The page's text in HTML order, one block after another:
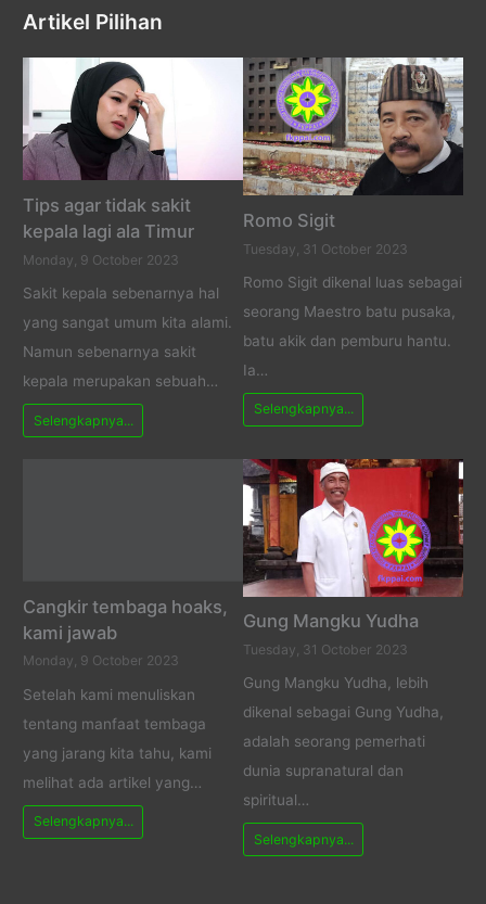
Artikel Pilihan
Tips agar tidak sakit
kepala lagi ala Timur
Monday, 9 October 2023
Sakit kepala sebenarnya hal
yang sangat umum kita alami.
Namun sebenarnya sakit
kepala merupakan sebuah…
Selengkapnya...
Romo Sigit
Tuesday, 31 October 2023
Romo Sigit dikenal luas sebagai
seorang Maestro batu pusaka,
batu akik dan pemburu hantu.
Ia…
Selengkapnya...
Cangkir tembaga hoaks,
kami jawab
Monday, 9 October 2023
Setelah kami menuliskan
tentang manfaat tembaga
yang jarang kita tahu, kami
melihat ada artikel yang…
Selengkapnya...
Gung Mangku Yudha
Tuesday, 31 October 2023
Gung Mangku Yudha, lebih
dikenal sebagai Gung Yudha,
adalah seorang pemerhati
dunia supranatural dan
spiritual…
Selengkapnya...